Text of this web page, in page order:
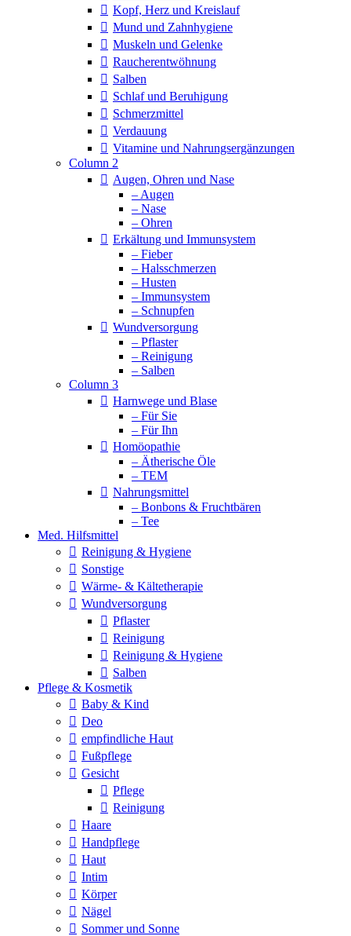
Kopf, Herz und Kreislauf
Mund und Zahnhygiene
Muskeln und Gelenke
Raucherentwöhnung
Salben
Schlaf und Beruhigung
Schmerzmittel
Verdauung
Vitamine und Nahrungsergänzungen
Column 2
Augen, Ohren und Nase
– Augen
– Nase
– Ohren
Erkältung und Immunsystem
– Fieber
– Halsschmerzen
– Husten
– Immunsystem
– Schnupfen
Wundversorgung
– Pflaster
– Reinigung
– Salben
Column 3
Harnwege und Blase
– Für Sie
– Für Ihn
Homöopathie
– Ätherische Öle
– TEM
Nahrungsmittel
– Bonbons & Fruchtbären
– Tee
Med. Hilfsmittel
Reinigung & Hygiene
Sonstige
Wärme- & Kältetherapie
Wundversorgung
Pflaster
Reinigung
Reinigung & Hygiene
Salben
Pflege & Kosmetik
Baby & Kind
Deo
empfindliche Haut
Fußpflege
Gesicht
Pflege
Reinigung
Haare
Handpflege
Haut
Intim
Körper
Nägel
Sommer und Sonne